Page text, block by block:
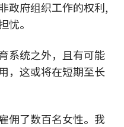
政府组织工作的权利,
忧。
系统之外，且有可能
，这或将在短期至长
佣了数百名女性。我